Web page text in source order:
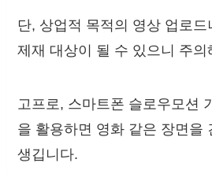
단, 상업적 목적의 영상 업로
제재 대상이 될 수 있으니 주의
고프로, 스마트폰 슬로우모션
을 활용하면 영화 같은 장면을
생깁니다.